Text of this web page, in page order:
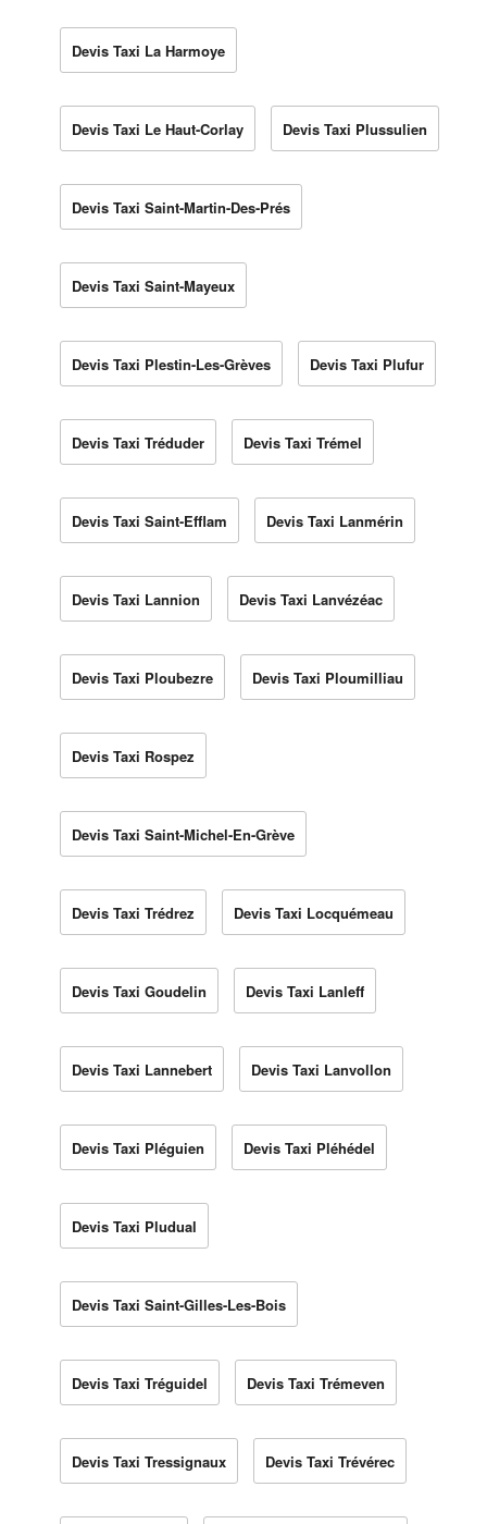
Devis Taxi La Harmoye
Devis Taxi Le Haut-Corlay Devis Taxi Plussulien
Devis Taxi Saint-Martin-Des-Prés
Devis Taxi Saint-Mayeux
Devis Taxi Plestin-Les-Grèves Devis Taxi Plufur
Devis Taxi Tréduder Devis Taxi Trémel
Devis Taxi Saint-Efflam Devis Taxi Lanmérin
Devis Taxi Lannion Devis Taxi Lanvézéac
Devis Taxi Ploubezre Devis Taxi Ploumilliau
Devis Taxi Rospez
Devis Taxi Saint-Michel-En-Grève
Devis Taxi Trédrez Devis Taxi Locquémeau
Devis Taxi Goudelin Devis Taxi Lanleff
Devis Taxi Lannebert Devis Taxi Lanvollon
Devis Taxi Pléguien Devis Taxi Pléhédel
Devis Taxi Pludual
Devis Taxi Saint-Gilles-Les-Bois
Devis Taxi Tréguidel Devis Taxi Trémeven
Devis Taxi Tressignaux Devis Taxi Trévérec